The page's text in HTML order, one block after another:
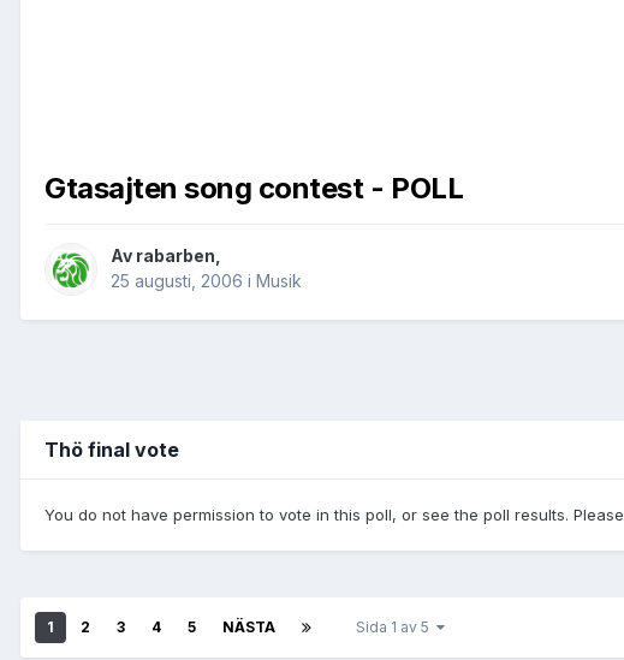
Gtasajten song contest - POLL
Av rabarben
25 augusti, 2006 i Musik
Thö final vote
You do not have permission to vote in this poll, or see the poll results. Please
1 2 3 4 5 NÄSTA Sida 1 av 5